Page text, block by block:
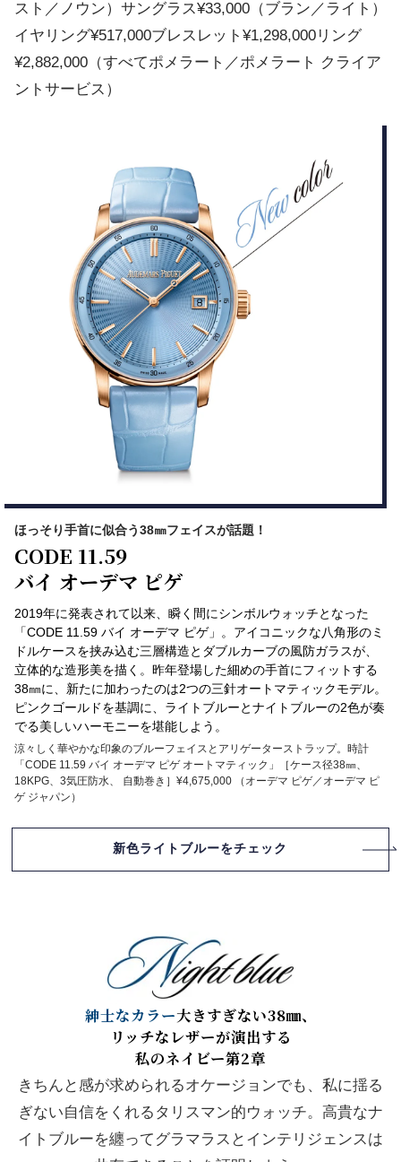
スト／ノウン）サングラス¥33,000（ブラン／ライト）
イヤリング¥517,000ブレスレット¥1,298,000リング
¥2,882,000（すべてポメラート／ポメラート クライア
ントサービス）
ほっそり手首に似合う38㎜フェイスが話題！
CODE 11.59
バイ オーデマ ピゲ
2019年に発表されて以来、瞬く間にシンボルウォッチとなった
「CODE 11.59 バイ オーデマ ピゲ」。アイコニックな八角形のミ
ドルケースを挟み込む三層構造とダブルカーブの風防ガラスが、
立体的な造形美を描く。昨年登場した細めの手首にフィットする
38㎜に、新たに加わったのは2つの三針オートマティックモデル。
ピンクゴールドを基調に、ライトブルーとナイトブルーの2色が奏
でる美しいハーモニーを堪能しよう。
涼々しく華やかな印象のブルーフェイスとアリゲーターストラップ。時計
「CODE 11.59 バイ オーデマ ピゲ オートマティック」［ケース径38㎜、
18KPG、3気圧防水、 自動巻き］¥4,675,000 （オーデマ ピゲ／オーデマ ピ
ゲ ジャパン）
新色ライトブルーをチェック
紳士なカラー大きすぎない38㎜、
リッチなレザーが演出する
私のネイビー第2章
きちんと感が求められるオケージョンでも、私に揺る
ぎない自信をくれるタリスマン的ウォッチ。高貴なナ
イトブルーを纏ってグラマラスとインテリジェンスは